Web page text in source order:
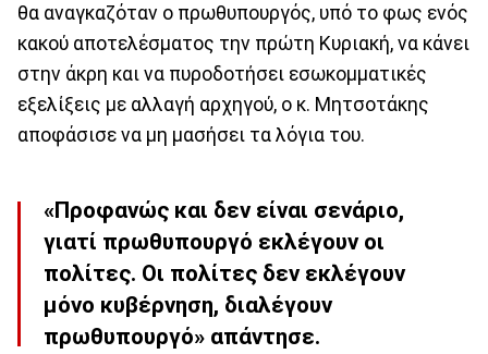
θα αναγκαζόταν ο πρωθυπουργός, υπό το φως ενός
κακού αποτελέσματος την πρώτη Κυριακή, να κάνει
στην άκρη και να πυροδοτήσει εσωκομματικές
εξελίξεις με αλλαγή αρχηγού, ο κ. Μητσοτάκης
αποφάσισε να μη μασήσει τα λόγια του.
«Προφανώς και δεν είναι σενάριο,
γιατί πρωθυπουργό εκλέγουν οι
πολίτες. Οι πολίτες δεν εκλέγουν
μόνο κυβέρνηση, διαλέγουν
πρωθυπουργό» απάντησε.